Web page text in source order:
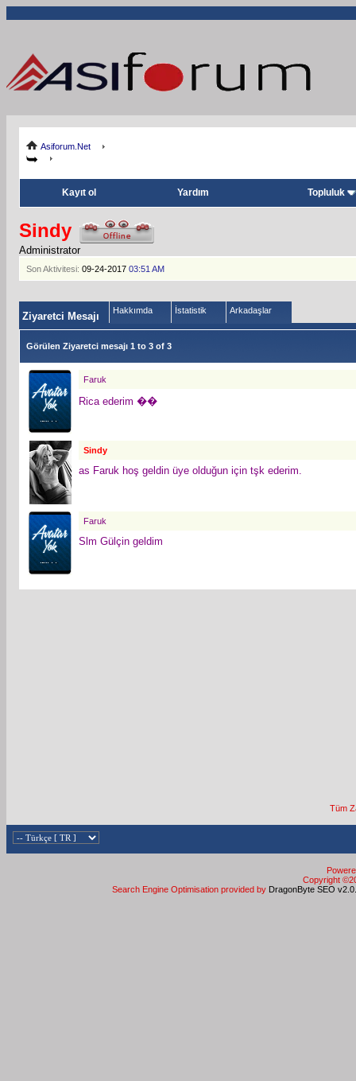
Asiforum.Net
Kayıt ol Yardım Topluluk
Sindy
Administrator
Son Aktivitesi: 09-24-2017 03:51 AM
Ziyaretci Mesajı Hakkımda İstatistik Arkadaşlar
Görülen Ziyaretci mesajı 1 to 3 of 3
Faruk
Rica ederim ��
Sindy
as Faruk hoş geldin üye olduğun için tşk ederim.
Faruk
Slm Gülçin geldim
Tüm
Copyright
Search Engine Optimisation provided by DragonByte SEO